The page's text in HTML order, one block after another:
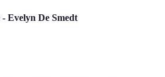
Evelyn De Smedt